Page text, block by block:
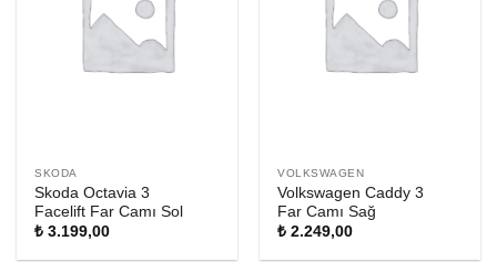
SKODA
Skoda Octavia 3
Facelift Far Camı Sol
₺ 3.199,00
VOLKSWAGEN
Volkswagen Caddy 3
Far Camı Sağ
₺ 2.249,00